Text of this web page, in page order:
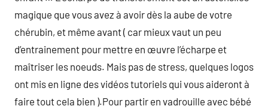
magique que vous avez à avoir dès la aube de votre
chérubin, et même avant ( car mieux vaut un peu
d’entrainement pour mettre en œuvre l’écharpe et
maîtriser les noeuds. Mais pas de stress, quelques logos
ont mis en ligne des vidéos tutoriels qui vous aideront à
faire tout cela bien ).Pour partir en vadrouille avec bébé